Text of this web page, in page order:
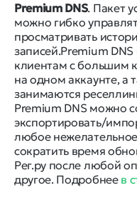
Premium DNS. Пакет
можно гибко
просматривать
записей.Premium
клиентам с большим
на одном аккаунте, а
занимаются
Premium DNS можно
экспортировать/
любое
сократить время
Рег.ру после любой
другое. Подробнее в